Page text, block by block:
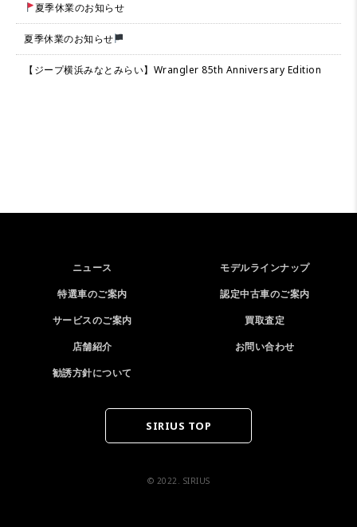
夏季休業のお知らせ
夏季休業のお知らせ
【ジープ横浜みなとみらい】Wrangler 85th Anniversary Edition
ニュース
モデルラインナップ
特選車のご案内
認定中古車のご案内
サービスのご案内
買取査定
店舗紹介
お問い合わせ
勧誘方針について
SIRIUS TOP
© 2022. SIRIUS